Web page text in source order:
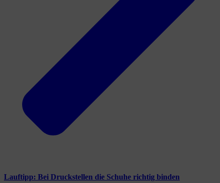
Lauftipp: Bei Druckstellen die Schuhe richtig binden